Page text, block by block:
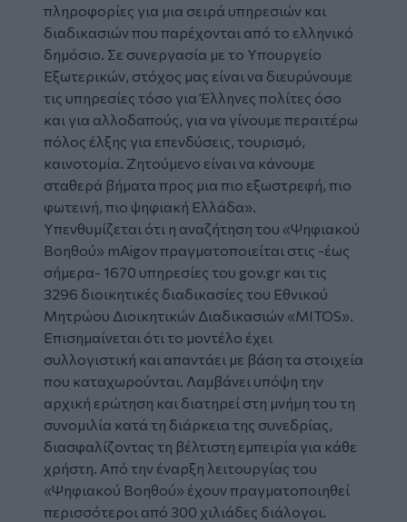
πληροφορίες για μια σειρά υπηρεσιών και
διαδικασιών που παρέχονται από το ελληνικό
δημόσιο. Σε συνεργασία με το Υπουργείο
Εξωτερικών, στόχος μας είναι να διευρύνουμε
τις υπηρεσίες τόσο για Έλληνες πολίτες όσο
και για αλλοδαπούς, για να γίνουμε περαιτέρω
πόλος έλξης για επενδύσεις, τουρισμό,
καινοτομία. Ζητούμενο είναι να κάνουμε
σταθερά βήματα προς μια πιο εξωστρεφή, πιο
φωτεινή, πιο ψηφιακή Ελλάδα».
Υπενθυμίζεται ότι η αναζήτηση του «Ψηφιακού
Βοηθού» mAigov πραγματοποιείται στις -έως
σήμερα- 1670 υπηρεσίες του gov.gr και τις
3296 διοικητικές διαδικασίες του Εθνικού
Μητρώου Διοικητικών Διαδικασιών «MITOS».
Επισημαίνεται ότι το μοντέλο έχει
συλλογιστική και απαντάει με βάση τα στοιχεία
που καταχωρούνται. Λαμβάνει υπόψη την
αρχική ερώτηση και διατηρεί στη μνήμη του τη
συνομιλία κατά τη διάρκεια της συνεδρίας,
διασφαλίζοντας τη βέλτιστη εμπειρία για κάθε
χρήστη. Από την έναρξη λειτουργίας του
«Ψηφιακού Βοηθού» έχουν πραγματοποιηθεί
περισσότεροι από 300 χιλιάδες διάλογοι.